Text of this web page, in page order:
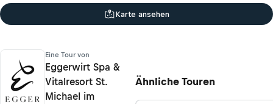
Karte ansehen
Eine Tour von
Eggerwirt Spa &
Vitalresort St.
Michael im
Ähnliche Touren